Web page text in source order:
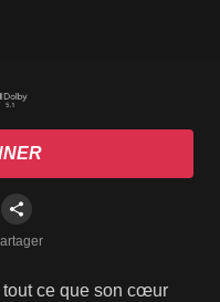
ce que son cœur